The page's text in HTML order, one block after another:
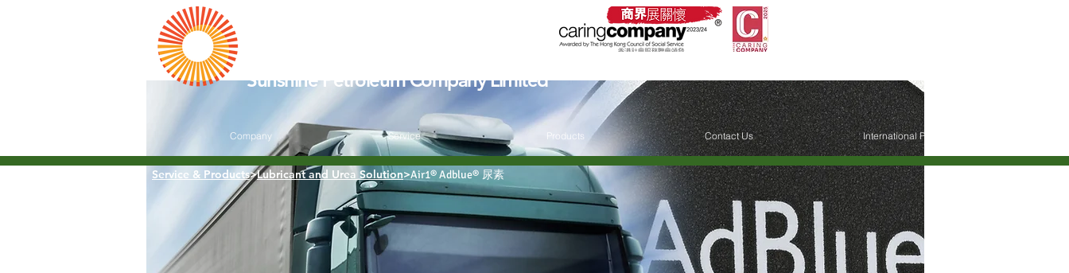
Sunshine Petroleum Company Limited
Company Service Products Contact Us International Petroleum Trading
​Service & Products>Lubricant and Urea Solution>Air1® Adblue® 尿素